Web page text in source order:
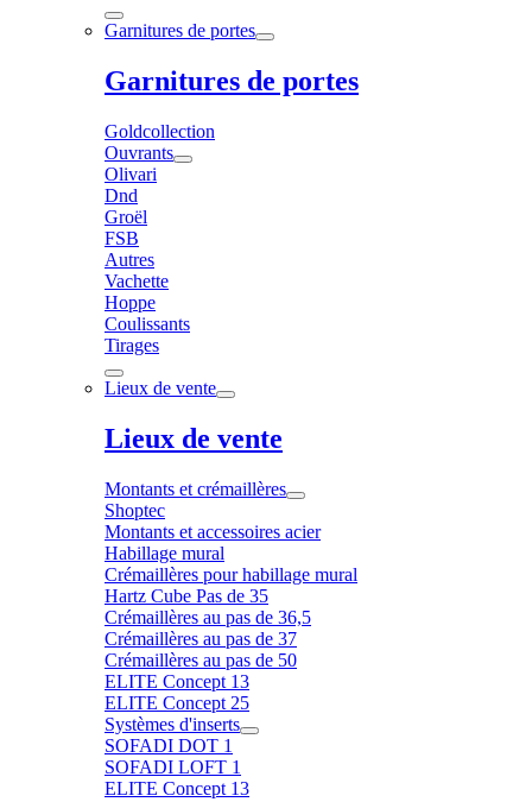
Garnitures de portes
Garnitures de portes
Goldcollection
Ouvrants
Olivari
Dnd
Groël
FSB
Autres
Vachette
Hoppe
Coulissants
Tirages
Lieux de vente
Lieux de vente
Montants et crémaillères
Shoptec
Montants et accessoires acier
Habillage mural
Crémaillères pour habillage mural
Hartz Cube Pas de 35
Crémaillères au pas de 36,5
Crémaillères au pas de 37
Crémaillères au pas de 50
ELITE Concept 13
ELITE Concept 25
Systèmes d'inserts
SOFADI DOT 1
SOFADI LOFT 1
ELITE Concept 13